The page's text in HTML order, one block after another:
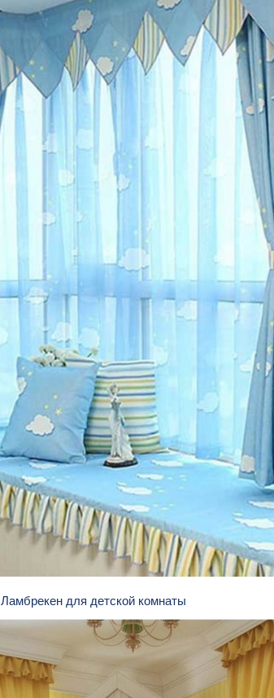
Ламбрекен для детской комнаты